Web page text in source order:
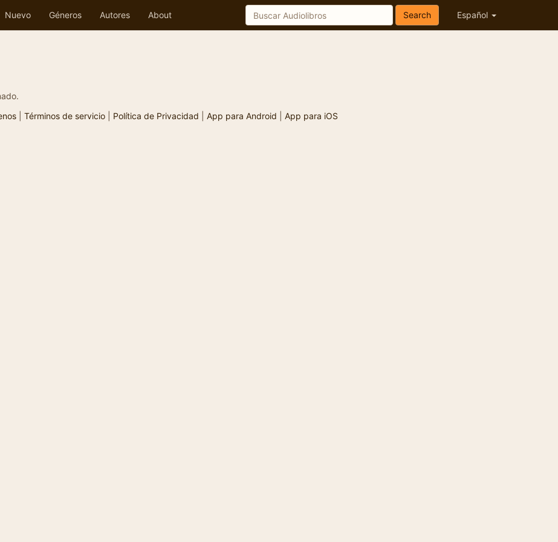
Nuevo Géneros Autores About Español
Search
| Términos de servicio| Política de Privacidad App para Android App para iOS